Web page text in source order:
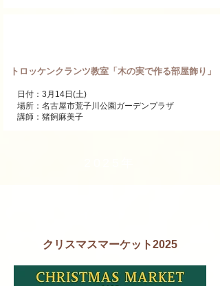
トロッケンクランツ教室「木の実で作る部屋飾り」
日付：3月14日(土)
場所：名古屋市荒子川公園ガーデンプラザ
講師：猪飼麻美子
クリスマスマーケット2025